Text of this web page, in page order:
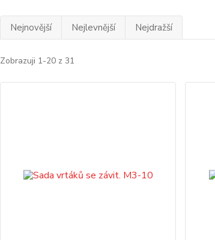
Nejnovější Nejlevnější Nejdražší
Zobrazuji 1-20 z 31